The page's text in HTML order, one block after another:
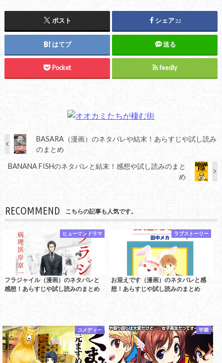
ポスト シェア22
はてブ 送る
Pocket feedly
BASARA（漫画）のネタバレや結末！あらすじや試し読み
のまとめ
BANANA FISHのネタバレと結末！感想や試し読みのまと
め
RECOMMEND こちらの記事も人気です。
ヒューマンドラマ
フラジャイル（漫画）のネタバレと
感想！あらすじや試し読みのまとめ
ラブストーリー
お迎えです（漫画）のネタバレと感
想！あらすじや試し読みのまとめ
コメディー 学園